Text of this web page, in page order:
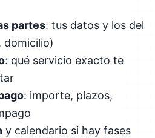
partes: tus datos y los del
domicilio)
: qué servicio exacto te
: importe, plazos,
y calendario si hay fases